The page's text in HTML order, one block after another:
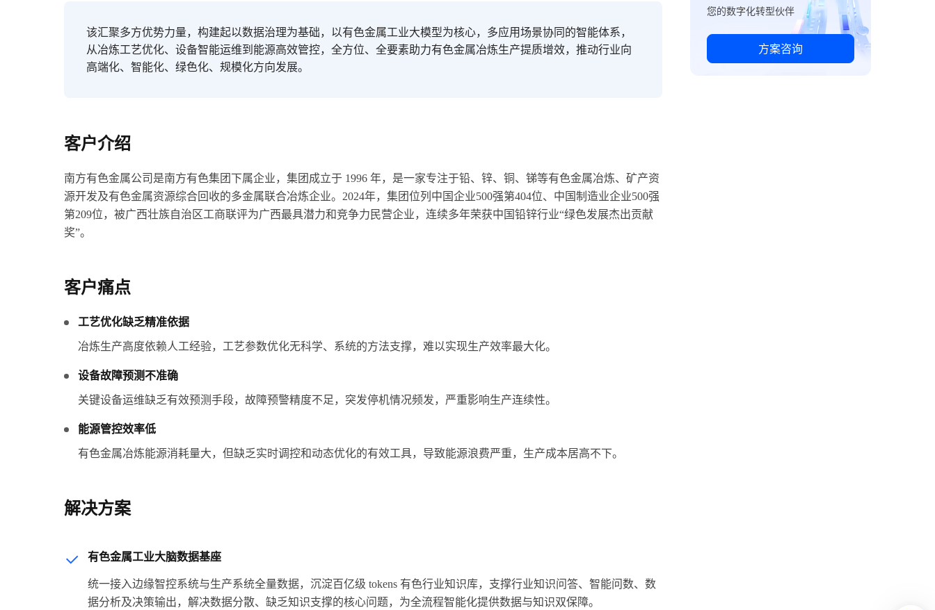
该汇聚多方优势力量，构建起以数据治理为基础，以有色金属工业大模型为核心，多应用场景协同的智能体系，
从冶炼工艺优化、设备智能运维到能源高效管控，全方位、全要素助力有色金属冶炼生产提质增效，推动行业向
高端化、智能化、绿色化、规模化方向发展。
客户介绍
南方有色金属公司是南方有色集团下属企业，集团成立于 1996 年，是一家专注于铅、锌、铜、锑等有色金属冶炼、矿产资
源开发及有色金属资源综合回收的多金属联合冶炼企业。2024年，集团位列中国企业500强第404位、中国制造业企业500强
第209位，被广西壮族自治区工商联评为广西最具潜力和竞争力民营企业，连续多年荣获中国铅锌行业“绿色发展杰出贡献
奖”。
客户痛点
工艺优化缺乏精准依据
冶炼生产高度依赖人工经验，工艺参数优化无科学、系统的方法支撑，难以实现生产效率最大化。
设备故障预测不准确
关键设备运维缺乏有效预测手段，故障预警精度不足，突发停机情况频发，严重影响生产连续性。
能源管控效率低
有色金属冶炼能源消耗量大，但缺乏实时调控和动态优化的有效工具，导致能源浪费严重，生产成本居高不下。
解决方案
有色金属工业大脑数据基座
统一接入边缘智控系统与生产系统全量数据，沉淀百亿级 tokens 有色行业知识库，支撑行业知识问答、智能问数、数
据分析及决策输出，解决数据分散、缺乏知识支撑的核心问题，为全流程智能化提供数据与知识双保障。
您的数字化转型伙伴
方案咨询